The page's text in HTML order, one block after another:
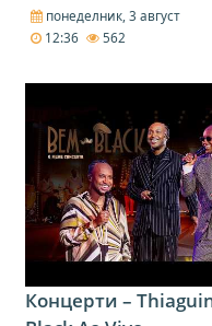
понеделник, 3 август
12:36
562
Концерти –